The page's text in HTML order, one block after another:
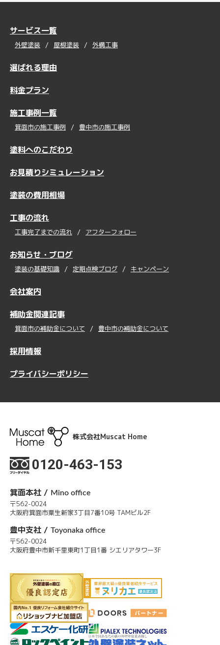
サービス一覧
外壁塗装 屋根塗装 外構工事
選ばれる理由
料金プラン
施工事例一覧
箕面市の施工事例 豊中市の施工事例
塗料へのこだわり
お見積りシミュレーション
塗装の費用相場
工事の流れ
工事完了までの流れ アフターフォロー
お知らせ・ブログ
塗装の基礎知識 定期点検ブログ キャンペーン
会社案内
補助金関連記事
箕面市の補助金について 豊中市の補助金について
採用情報
プライバシーポリシー
株式会社Muscat Home
0120-463-153
箕面本社 / Mino office
〒562-0024
大阪府箕面市粟生新家3丁目7番10号 TAMビル2F
豊中支社 / Toyonaka office
〒562-0024
大阪府豊中市新千里東町1丁目1番 シエリアタワー3F